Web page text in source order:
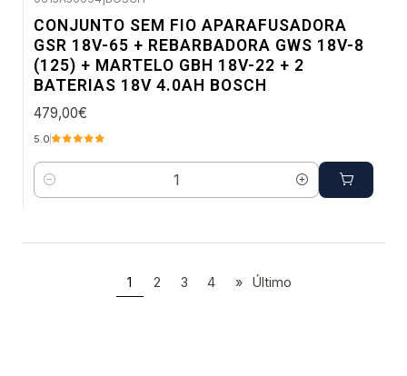
CONJUNTO SEM FIO APARAFUSADORA
GSR 18V-65 + REBARBADORA GWS 18V-8
(125) + MARTELO GBH 18V-22 + 2
BATERIAS 18V 4.0AH BOSCH
479,00€
5.0
Quantidade
1 2 3 4 » Último